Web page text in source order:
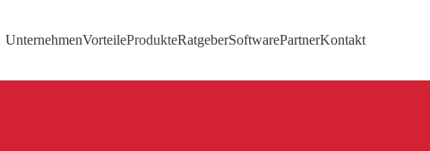
UnternehmenVorteileProdukteRatgeberSoftwarePartnerKontakt